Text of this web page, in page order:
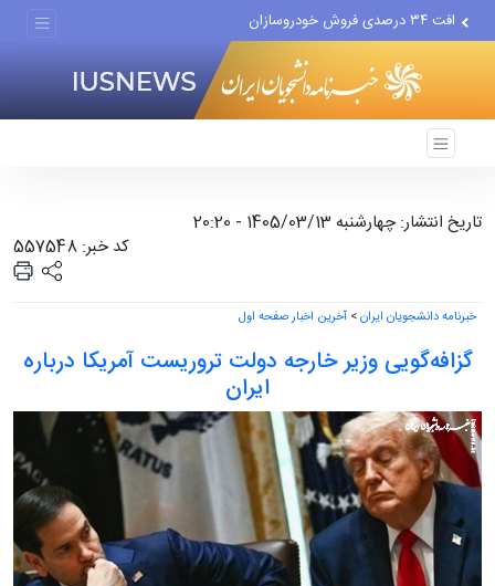
افت ۳۴ درصدی فروش خودروسازان
علل مرگ زنان در ایران
اعتراف رسانه‌های خارجی به...
تاریخ انتشار: چهارشنبه 1405/03/13 - 20:20
کد خبر: 557548
خبرنامه دانشجویان ایران> آخرین اخبار صفحه اول
گزافه‌گویی وزیر خارجه دولت تروریست آمریکا درباره
ایران